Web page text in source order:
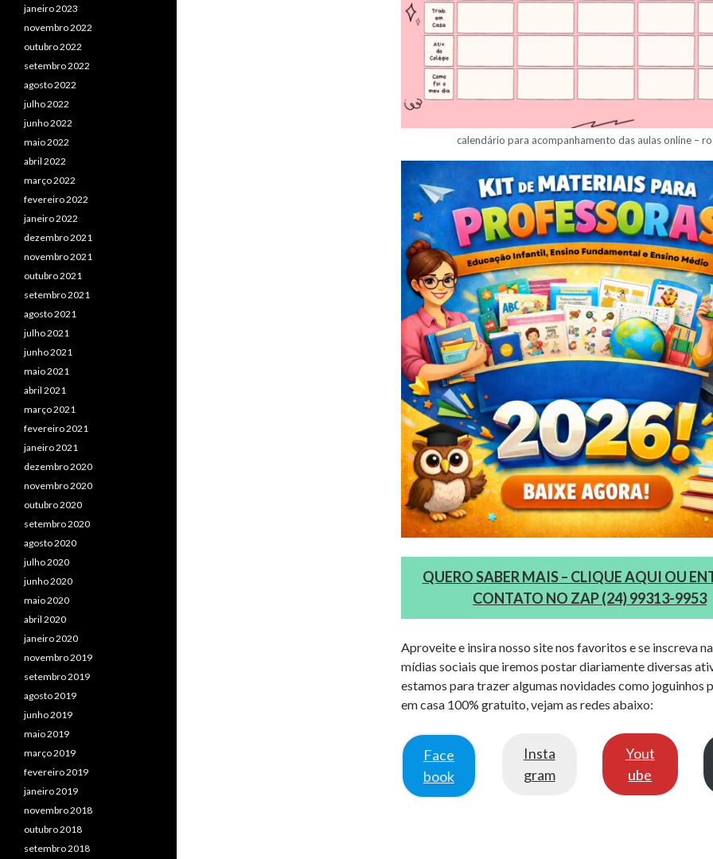
calendário para acompanhamento das aulas online –
QUERO SABER MAIS – CLIQUE AQUI OU
CONTATO NO ZAP (24) 99313-9953
Aproveite e insira nosso site nos favoritos e se inscreva
mídias sociais que iremos postar diariamente diversas
estamos para trazer algumas novidades como joguinhos
em casa 100% gratuito, vejam as redes abaixo:
Face
book
Insta
gram
Yout
ube
janeiro 2023
novembro 2022
outubro 2022
setembro 2022
agosto 2022
julho 2022
junho 2022
maio 2022
abril 2022
março 2022
fevereiro 2022
janeiro 2022
dezembro 2021
novembro 2021
outubro 2021
setembro 2021
agosto 2021
julho 2021
junho 2021
maio 2021
abril 2021
março 2021
fevereiro 2021
janeiro 2021
dezembro 2020
novembro 2020
outubro 2020
setembro 2020
agosto 2020
julho 2020
junho 2020
maio 2020
abril 2020
janeiro 2020
novembro 2019
setembro 2019
agosto 2019
junho 2019
maio 2019
março 2019
fevereiro 2019
janeiro 2019
novembro 2018
outubro 2018
setembro 2018